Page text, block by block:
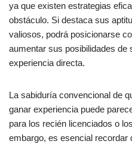
ya que existen estrategias
obstáculo. Si destaca sus
valiosos, podrá posicionarse
aumentar sus posibilidades de
experiencia directa.
La sabiduría convencional de
ganar experiencia puede
para los recién licenciados o
embargo, es esencial recordar